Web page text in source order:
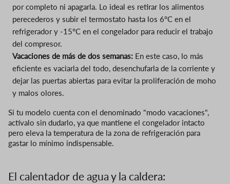
por completo ni apagarla. Lo ideal es retirar los alimentos
perecederos y subir el termostato hasta los 6°C en el
refrigerador y -15°C en el congelador para reducir el trabajo
del compresor.
Vacaciones de más de dos semanas: En este caso, lo más
eficiente es vaciarla del todo, desenchufarla de la corriente y
dejar las puertas abiertas para evitar la proliferación de moho
y malos olores.
Si tu modelo cuenta con el denominado "modo vacaciones",
actívalo sin dudarlo, ya que mantiene el congelador intacto
pero eleva la temperatura de la zona de refrigeración para
gastar lo mínimo indispensable.
El calentador de agua y la caldera: